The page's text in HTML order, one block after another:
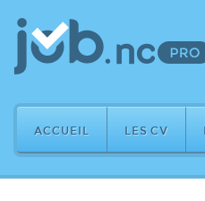
ACCUEIL LES CV